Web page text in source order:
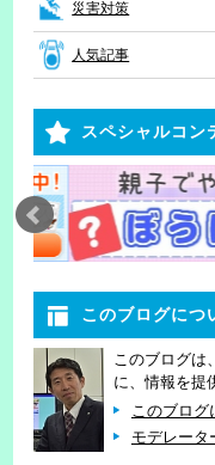
災害対策
人気記事
スペシャルコン
このブログにつ
このブログは
に、情報を提
このブログ
モデレータ